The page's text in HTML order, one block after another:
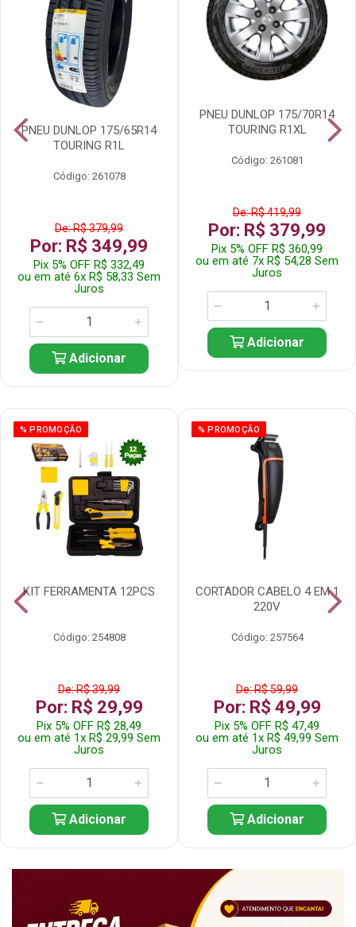
PNEU DUNLOP 175/65R14
TOURING R1L
Código: 261078
De: R$ 379,99
Por: R$ 349,99
Pix 5% OFF R$ 332,49
ou em até 6x R$ 58,33 Sem
Juros
Adicionar
PNEU DUNLOP 175/70R14
TOURING R1XL
Código: 261081
De: R$ 419,99
Por: R$ 379,99
Pix 5% OFF R$ 360,99
ou em até 7x R$ 54,28 Sem
Juros
Adicionar
% PROMOÇÃO
KIT FERRAMENTA 12PCS
Código: 254808
De: R$ 39,99
Por: R$ 29,99
Pix 5% OFF R$ 28,49
ou em até 1x R$ 29,99 Sem
Juros
Adicionar
% PROMOÇÃO
CORTADOR CABELO 4 EM 1
220V
Código: 257564
De: R$ 59,99
Por: R$ 49,99
Pix 5% OFF R$ 47,49
ou em até 1x R$ 49,99 Sem
Juros
Adicionar